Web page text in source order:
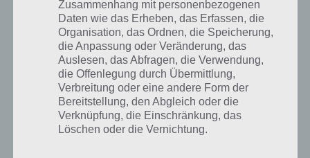
Die Lösung VOR DEM UPDATE
Die Lösung von Level 59 von 100 Doors ist doch schwieriger als
erwartet. Man findet auf der linken und rechten Seite teils gleiche,
teils unterschiedliche Bilder. Diese kann man in die Mitte der Tür von
Level 59 fahren lassen. Wie nun die Lösung von Level 59 ist, haben
wir nun auch für euch.
Die obersten Icons lässt du in Level 59 von 100 Doors
zusammenfahren, genauso wie die zweite Reihe. Diese bleiben nun
Zusammenhang mit personenbezogenen
Daten wie das Erheben, das Erfassen, die
Organisation, das Ordnen, die Speicherung,
die Anpassung oder Veränderung, das
Auslesen, das Abfragen, die Verwendung,
die Offenlegung durch Übermittlung,
Verbreitung oder eine andere Form der
Bereitstellung, den Abgleich oder die
Verknüpfung, die Einschränkung, das
Löschen oder die Vernichtung.